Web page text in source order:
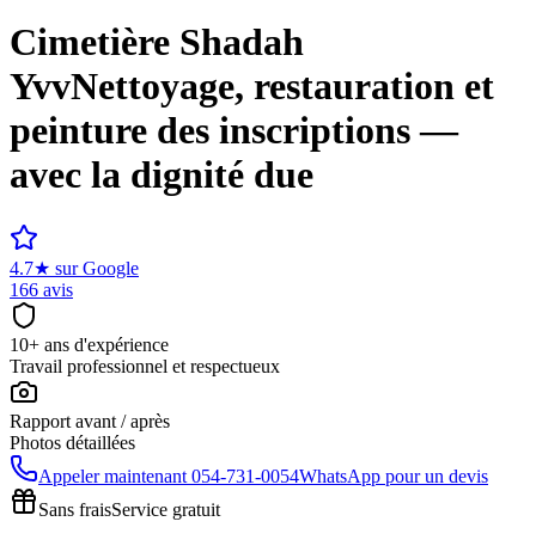
Cimetière Shadah
YvvNettoyage, restauration et
peinture des inscriptions —
avec la dignité due
4.7★ sur Google
166 avis
10+ ans d'expérience
Travail professionnel et respectueux
Rapport avant / après
Photos détaillées
Appeler maintenant 054-731-0054WhatsApp pour un devis
Sans fraisService gratuit